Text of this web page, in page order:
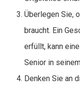
Überlegen Sie,
braucht. Ein
erfüllt, kann
Senior in
Denken Sie an